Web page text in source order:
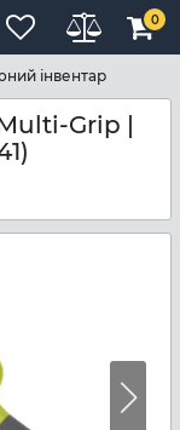
0
інвентар
Grip |